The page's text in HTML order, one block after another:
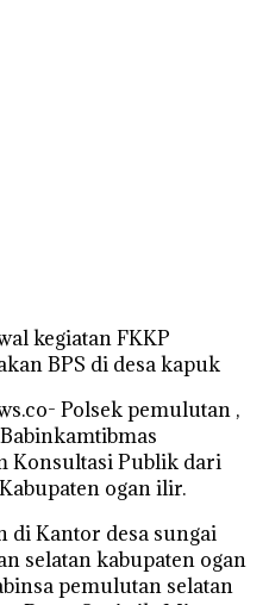
kegiatan FKKP
BPS di desa kapuk
Polsek pemulutan ,
Konsultasi Publik dari
ogan ilir.
di Kantor desa sungai
selatan kabupaten ogan
pemulutan selatan